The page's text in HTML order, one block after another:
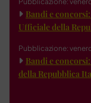
Bandi e
Ufficiale della
Pubblicazione:
Bandi e
della Repubblica